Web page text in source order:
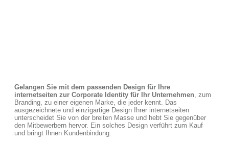
Gelangen Sie mit dem passenden Design für Ihre
internetseiten zur Corporate Identity für Ihr Unternehmen, zum
Branding, zu einer eigenen Marke, die jeder kennt. Das
ausgezeichnete und einzigartige Design Ihrer internetseiten
unterscheidet Sie von der breiten Masse und hebt Sie gegenüber
den Mitbewerbern hervor. Ein solches Design verführt zum Kauf
und bringt Ihnen Kundenbindung.